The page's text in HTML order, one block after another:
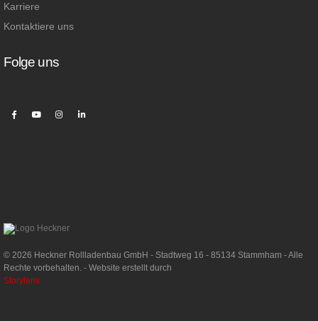
Karriere
Kontaktiere uns
Folge uns
© 2026 Heckner Rollladenbau GmbH - Stadtweg 16 - 85134 Stammham - Alle
Rechte vorbehalten. - Website erstellt durch
Storylens